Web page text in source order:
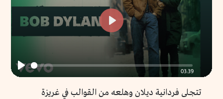
Play
03:39
Play
تتجلى فردانية ديلان وهلعه من القوالب في غريزة